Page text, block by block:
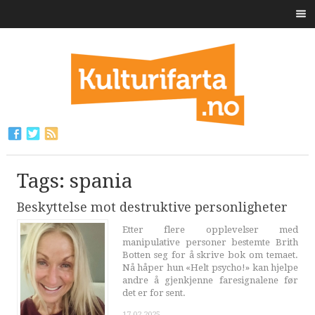
Tags: spania
Beskyttelse mot destruktive personligheter
Etter flere opplevelser med
manipulative personer bestemte Brith
Botten seg for å skrive bok om temaet.
Nå håper hun «Helt psycho!» kan hjelpe
andre å gjenkjenne faresignalene før
det er for sent.